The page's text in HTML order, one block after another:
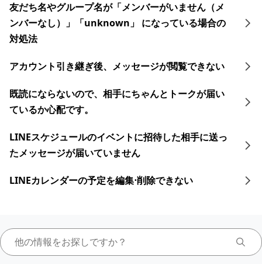
友だち名やグループ名が「メンバーがいません（メ
ンバーなし）」「unknown」 になっている場合の
対処法
アカウント引き継ぎ後、メッセージが閲覧できない
既読にならないので、相手にちゃんとトークが届い
ているか心配です。
LINEスケジュールのイベントに招待した相手に送っ
たメッセージが届いていません
LINEカレンダーの予定を編集⋅削除できない